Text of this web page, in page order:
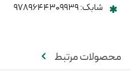
شابک: ۹۷۸۹۶۴۴۳۰۹۹۳۹
محصولات مرتبط